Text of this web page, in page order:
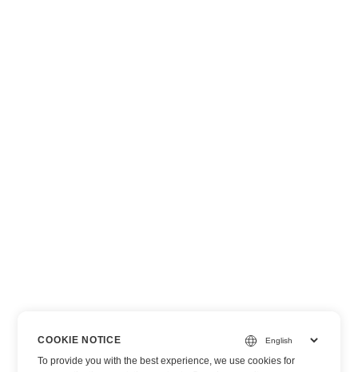
COOKIE NOTICE
To provide you with the best experience, we use cookies for